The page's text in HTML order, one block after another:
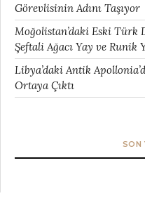
Görevlisinin Adını Taşıyor
Moğolistan’daki Eski Türk
Şeftali Ağacı Yay ve Runik
Libya’daki Antik
Ortaya Çıktı
SON